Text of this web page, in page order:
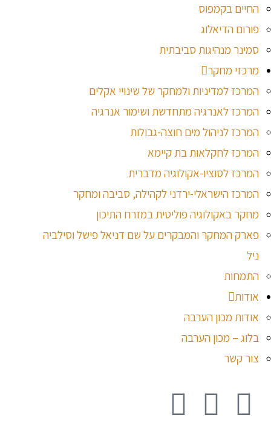
החיים בקמפוס
פורום הדיאלוג
סמינר מנהיגות סביבתית
מרכזי מחקר
המרכז למדיניות ולמחקר של שינויי אקלים
המרכז לאנרגיה מתחדשת ושימור אנרגיה
המרכז לניהול מים חוצה-גבולות
המרכז לחקלאות בת קיימא
המרכז לסוציו-אקולוגיה מדברית
המרכז הישראלי-ירדני לקהילה, סביבה ומחקר
מחקר באקולוגיה פוליטית במזרח התיכון
פארק המחקר והמבקרים על שם דניאל פישל וסילביה
ניל
התמחות
אודות
אודות מכון הערבה
בלוג – מכון הערבה
צור קשר